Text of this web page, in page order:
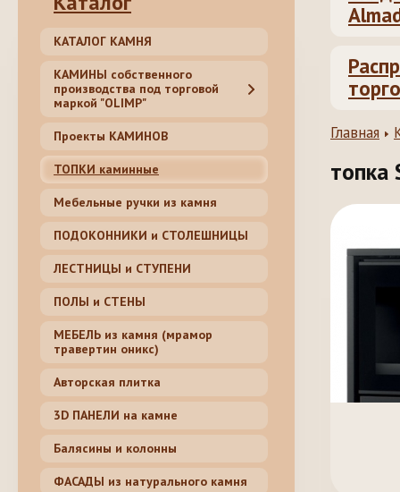
Главная
топка
КАТАЛОГ КАМНЯ
КАМИНЫ собственного
производства под торговой
маркой "OLIMP"
Проекты КАМИНОВ
ТОПКИ каминные
Мебельные ручки из камня
ПОДОКОННИКИ и СТОЛЕШНИЦЫ
ЛЕСТНИЦЫ и СТУПЕНИ
ПОЛЫ и СТЕНЫ
МЕБЕЛЬ из камня (мрамор
травертин оникс)
Авторская плитка
3D ПАНЕЛИ на камне
Балясины и колонны
ФАСАДЫ из натурального камня